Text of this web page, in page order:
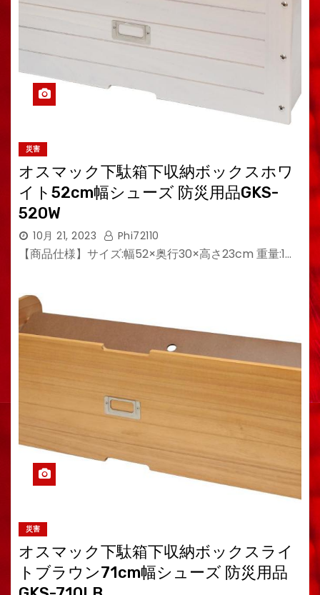
災害
オスマック下駄箱下収納ボックスホワ
イト52cm幅シューズ 防災用品GKS-
520W
10月 21, 2023 Phi72110
【商品仕様】サイズ:幅52×奥行30×高さ23cm 重量:1…
災害
オスマック下駄箱下収納ボックスライ
トブラウン71cm幅シューズ 防災用品